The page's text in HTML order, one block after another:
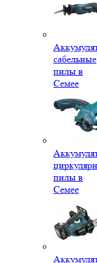
сабельные
пилы в
Семее
пилы в
Семее